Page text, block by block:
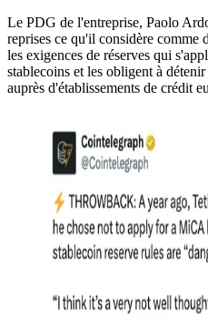
Le PDG de l'entreprise, Paolo
reprises ce qu'il considère comme
les exigences de réserves qui
stablecoins et les obligent à
auprès d'établissements de crédit